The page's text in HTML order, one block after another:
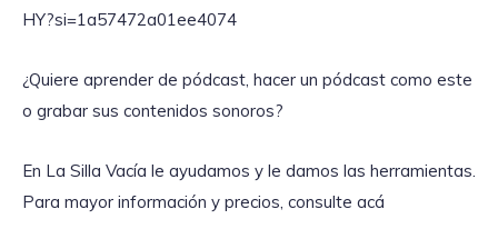
HY?si=1a57472a01ee4074
¿Quiere aprender de pódcast, hacer un pódcast como este
o grabar sus contenidos sonoros?
En La Silla Vacía le ayudamos y le damos las herramientas.
Para mayor información y precios, consulte acá